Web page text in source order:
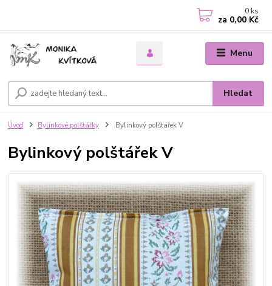
Menu
Hledat
0 ks
za 0,00 Kč
Úvod Bylinkové polštářky Bylinkový polštářek V
Bylinkový polštářek V